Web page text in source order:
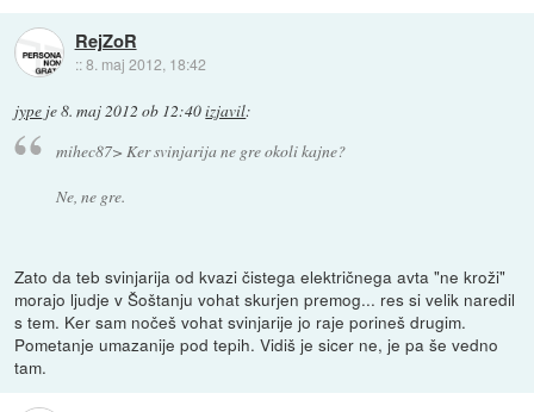
RejZoR
::8. maj 2012, 18:42
jype je8. maj 2012 ob 12:40izjavil:
mihec87> Ker svinjarija ne gre okoli kajne?
Ne, ne gre.
Zato da teb svinjarija od kvazi čistega električnega avta "ne kroži"
morajo ljudje v Šoštanju vohat skurjen premog... res si velik naredil
s tem. Ker sam nočeš vohat svinjarije jo raje porineš drugim.
Pometanje umazanije pod tepih. Vidiš je sicer ne, je pa še vedno
tam.